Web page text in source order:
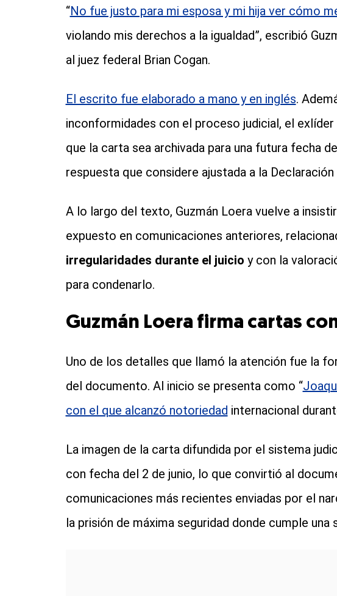
“No fue justo para mi esposa y mi hija ver cómo
violando mis derechos a la igualdad”, escribió
al juez federal Brian Cogan.
El escrito fue elaborado a mano y en inglés.
inconformidades con el proceso judicial, el
que la carta sea archivada para una futura fecha
respuesta que considere ajustada a la
A lo largo del texto, Guzmán Loera vuelve a
expuesto en comunicaciones anteriores,
irregularidades durante el juicio y con la
para condenarlo.
Guzmán Loera firma cartas
Uno de los detalles que llamó la atención fue la
del documento. Al inicio se presenta como “
con el que alcanzó notoriedad internacional
La imagen de la carta difundida por el sistema
con fecha del 2 de junio, lo que convirtió al
comunicaciones más recientes enviadas por el
la prisión de máxima seguridad donde cumple una